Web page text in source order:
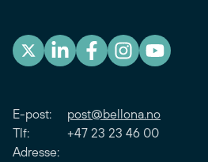
E-post: post@bellona.no
Tlf: +47 23 23 46 00
Adresse: